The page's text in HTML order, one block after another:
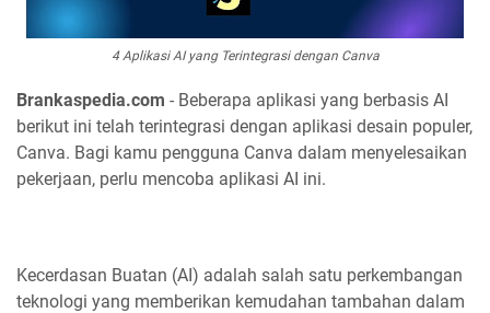
4 Aplikasi AI yang Terintegrasi dengan Canva
Brankaspedia.com - Beberapa aplikasi yang berbasis AI
berikut ini telah terintegrasi dengan aplikasi desain populer,
Canva. Bagi kamu pengguna Canva dalam menyelesaikan
pekerjaan, perlu mencoba aplikasi AI ini.
Kecerdasan Buatan (AI) adalah salah satu perkembangan
teknologi yang memberikan kemudahan tambahan dalam